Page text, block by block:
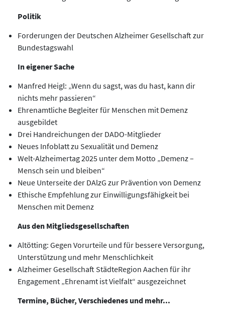
Politik
Forderungen der Deutschen Alzheimer Gesellschaft zur
Bundestagswahl
In eigener Sache
Manfred Heigl: „Wenn du sagst, was du hast, kann dir
nichts mehr passieren“
Ehrenamtliche Begleiter für Menschen mit Demenz
ausgebildet
Drei Handreichungen der DADO-Mitglieder
Neues Infoblatt zu Sexualität und Demenz
Welt-Alzheimertag 2025 unter dem Motto „Demenz –
Mensch sein und bleiben“
Neue Unterseite der DAlzG zur Prävention von Demenz
Ethische Empfehlung zur Einwilligungsfähigkeit bei
Menschen mit Demenz
Aus den Mitgliedsgesellschaften
Altötting: Gegen Vorurteile und für bessere Versorgung,
Unterstützung und mehr Menschlichkeit
Alzheimer Gesellschaft StädteRegion Aachen für ihr
Engagement „Ehrenamt ist Vielfalt“ ausgezeichnet
Termine, Bücher, Verschiedenes und mehr...